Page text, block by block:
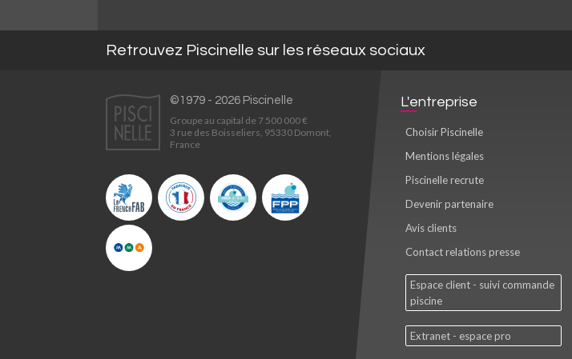
Retrouvez Piscinelle sur les réseaux sociaux
L'entreprise
Choisir Piscinelle
Mentions légales
Piscinelle recrute
Devenir partenaire
Avis clients
Contact relations presse
Espace client - suivi commande
piscine
Extranet - espace pro
©1979 - 2026 Piscinelle
Groupe au capital de 7 500 000 €
3 rue des Boisseliers, 95330 Domont,
France